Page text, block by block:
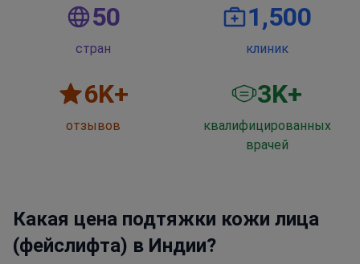
50
стран
1,500
клиник
6K+
отзывов
3K+
квалифицированных
врачей
Какая цена подтяжки кожи лица
(фейслифта) в Индии?